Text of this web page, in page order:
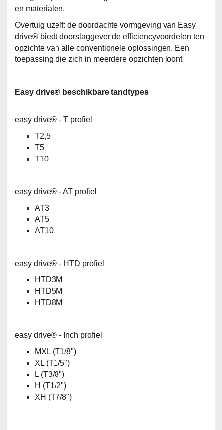
en materialen.
Overtuig uzelf: de doordachte vormgeving van Easy
drive® biedt doorslaggevende efficiencyvoordelen ten
opzichte van alle conventionele oplossingen. Een
toepassing die zich in meerdere opzichten loont
Easy drive® beschikbare tandtypes
easy drive® - T profiel
T2,5
T5
T10
easy drive® - AT profiel
AT3
AT5
AT10
easy drive® - HTD profiel
HTD3M
HTD5M
HTD8M
easy drive® - Inch profiel
MXL (T1/8")
XL (T1/5")
L (T3/8")
H (T1/2")
XH (T7/8")